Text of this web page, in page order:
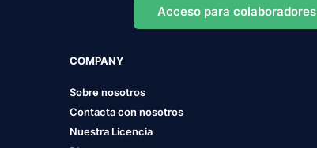
Acceso para colaboradores
COMPANY
Sobre nosotros
Contacta con nosotros
Nuestra Licencia